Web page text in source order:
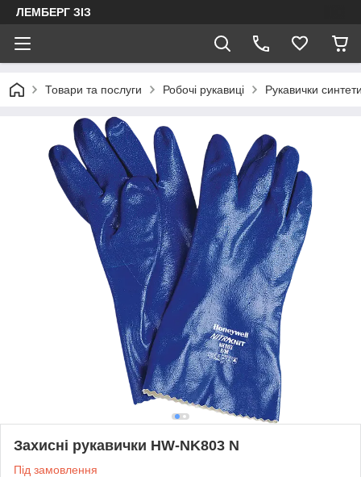
ЛЕМБЕРГ ЗІЗ
Товари та послуги Робочі рукавиці Рукавички
Захисні рукавички HW-NK803 N
Під замовлення